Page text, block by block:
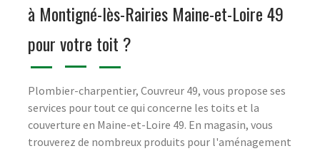
à Montigné-lès-Rairies Maine-et-Loire 49
pour votre toit ?
Plombier-charpentier, Couvreur 49, vous propose ses
services pour tout ce qui concerne les toits et la
couverture en Maine-et-Loire 49. En magasin, vous
trouverez de nombreux produits pour l'aménagement